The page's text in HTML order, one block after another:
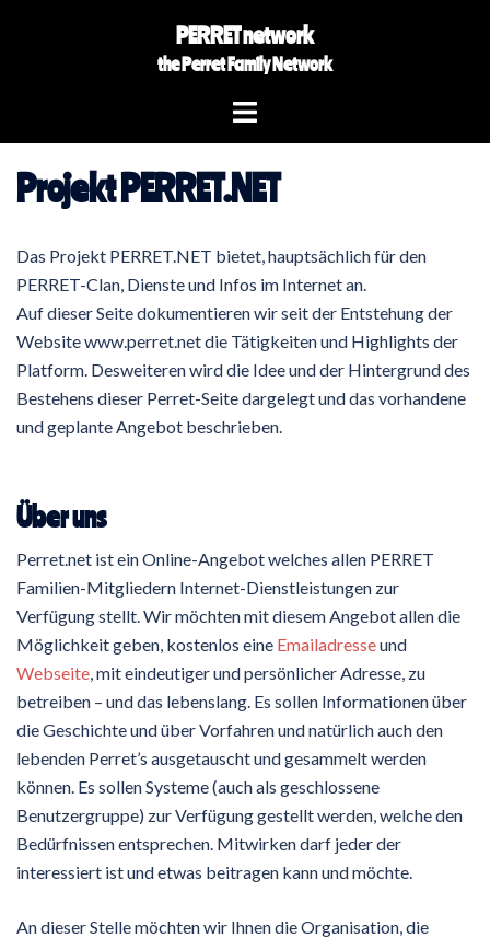
PERRET network
the Perret Family Network
Menü
Projekt PERRET.NET
Das Projekt PERRET.NET bietet, hauptsächlich für den
PERRET-Clan, Dienste und Infos im Internet an.
Auf dieser Seite dokumentieren wir seit der Entstehung der
Website www.perret.net die Tätigkeiten und Highlights der
Platform. Desweiteren wird die Idee und der Hintergrund des
Bestehens dieser Perret-Seite dargelegt und das vorhandene
und geplante Angebot beschrieben.
Über uns
Perret.net ist ein Online-Angebot welches allen PERRET
Familien-Mitgliedern Internet-Dienstleistungen zur
Verfügung stellt. Wir möchten mit diesem Angebot allen die
Möglichkeit geben, kostenlos eine Emailadresseund
Webseite , mit eindeutiger und persönlicher Adresse, zu
betreiben – und das lebenslang. Es sollen Informationen über
die Geschichte und über Vorfahren und natürlich auch den
lebenden Perret’s ausgetauscht und gesammelt werden
können. Es sollen Systeme (auch als geschlossene
Benutzergruppe) zur Verfügung gestellt werden, welche den
Bedürfnissen entsprechen. Mitwirken darf jeder der
interessiert ist und etwas beitragen kann und möchte.
An dieser Stelle möchten wir Ihnen die Organisation, die